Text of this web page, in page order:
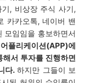
, 비상장 주식 사기,
카카오톡, 네이버 밴
모임임을 홍보하면서
플리케이션(APP)에
서 투자를 진행하면
다. 하지만 그들이 보